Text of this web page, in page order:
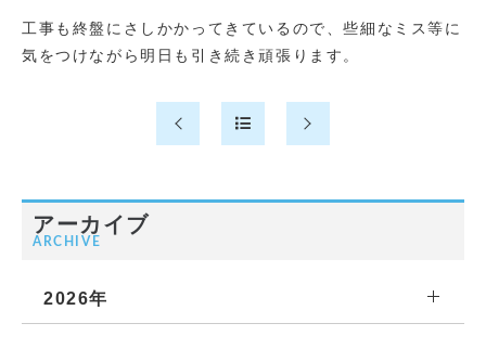
工事も終盤にさしかかってきているので、些細なミス等に
気をつけながら明日も引き続き頑張ります。
アーカイブ
ARCHIVE
2026年